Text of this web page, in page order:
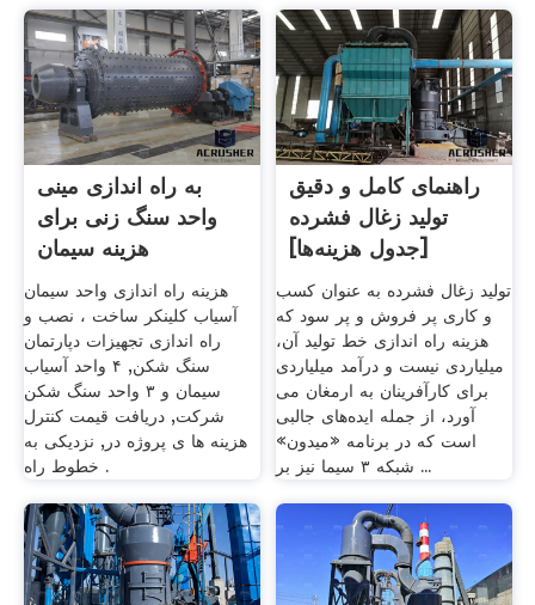
به راه اندازی مینی
واحد سنگ زنی برای
هزینه سیمان
هزینه راه اندازی واحد سیمان
آسیاب کلینکر ساخت ، نصب و
راه اندازی تجهیزات دپارتمان
سنگ شکن, ۴ واحد آسیاب
سیمان و ۳ واحد سنگ شکن
شرکت, دریافت قیمت کنترل
هزینه ها ی پروژه در, نزدیكی به
خطوط راه .
راهنمای کامل و دقیق
تولید زغال فشرده
[جدول هزینه‌ها]
تولید زغال فشرده به عنوان کسب
و کاری پر فروش و پر سود که
هزینه راه اندازی خط تولید آن،
میلیاردی نیست و درآمد میلیاردی
برای کارآفرینان به ارمغان می
آورد، از جمله ایده‌های جالبی
است که در برنامه «میدون»
شبکه ۳ سیما نیز بر ...